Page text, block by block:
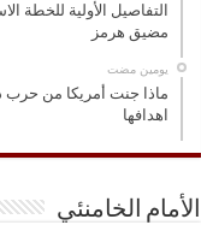
التفاصيل الأولية للخطة
مضيق هرمز
‏يومين مضت
ماذا جنت أمريكا من
اهدافها
الأمام الخامنئي